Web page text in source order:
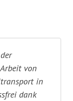
von
in
dank